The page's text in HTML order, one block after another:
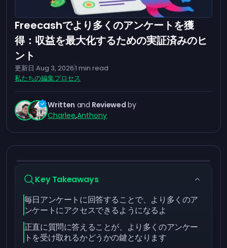
Freecashでより多くのアンケートを獲
得：収益を最大化するための実証済みのヒ
ント
更新日 Aug 3, 20261 min read
私たちの編集プロセス
Written and Reviewed by
Charlee,Anthony
Key Takeaways
毎日アンケートに回答することで、より多くのア
ンケートにアクセスできるようになるよ
正直に質問に答えることが、より多くのアンケー
トを受け取れるかどうかの鍵となります